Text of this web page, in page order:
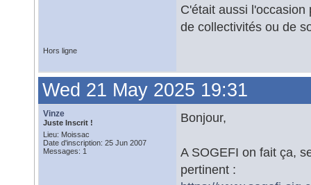
C'était aussi
de collectivités ou de
Hors ligne
Wed 21 May 2025 19:31
Vinze
Juste Inscrit !
Lieu: Moissac
Date d'inscription: 25 Jun 2007
Messages: 1
Bonjour,
A SOGEFI on fait ça,
pertinent :